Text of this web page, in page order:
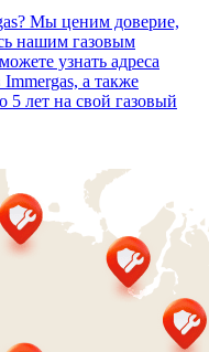
Мы ценим доверие,
нашим газовым
узнать адреса
а также
лет на свой газовый